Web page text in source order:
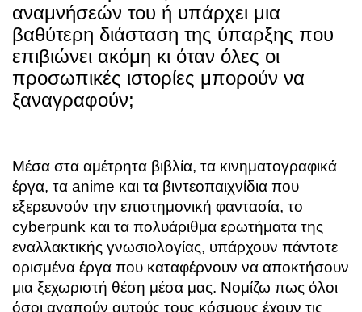
αναμνήσεών του ή υπάρχει μια
βαθύτερη διάσταση της ύπαρξης που
επιβιώνει ακόμη κι όταν όλες οι
προσωπικές ιστορίες μπορούν να
ξαναγραφούν;
Μέσα στα αμέτρητα βιβλία, τα κινηματογραφικά
έργα, τα anime και τα βιντεοπαιχνίδια που
εξερευνούν την επιστημονική φαντασία, το
cyberpunk και τα πολυάριθμα ερωτήματα της
εναλλακτικής γνωσιολογίας, υπάρχουν πάντοτε
ορισμένα έργα που καταφέρνουν να αποκτήσουν
μια ξεχωριστή θέση μέσα μας. Νομίζω πως όλοι
όσοι αγαπούν αυτούς τους κόσμους έχουν τις